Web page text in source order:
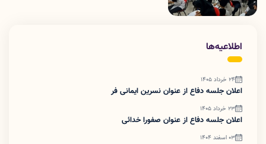
اطلاعیه‌ها
24 خرداد 1405
اعلان جلسه دفاع از عنوان نسرین ایمانی فر
23 خرداد 1405
اعلان جلسه دفاع از عنوان صفورا خدائی
03 اسفند 1404